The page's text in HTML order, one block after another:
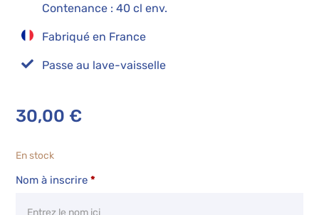
Contenance : 40 cl env.
Fabriqué en France
 Passe au lave-vaisselle
30,00 €
En stock
Nom à inscrire*